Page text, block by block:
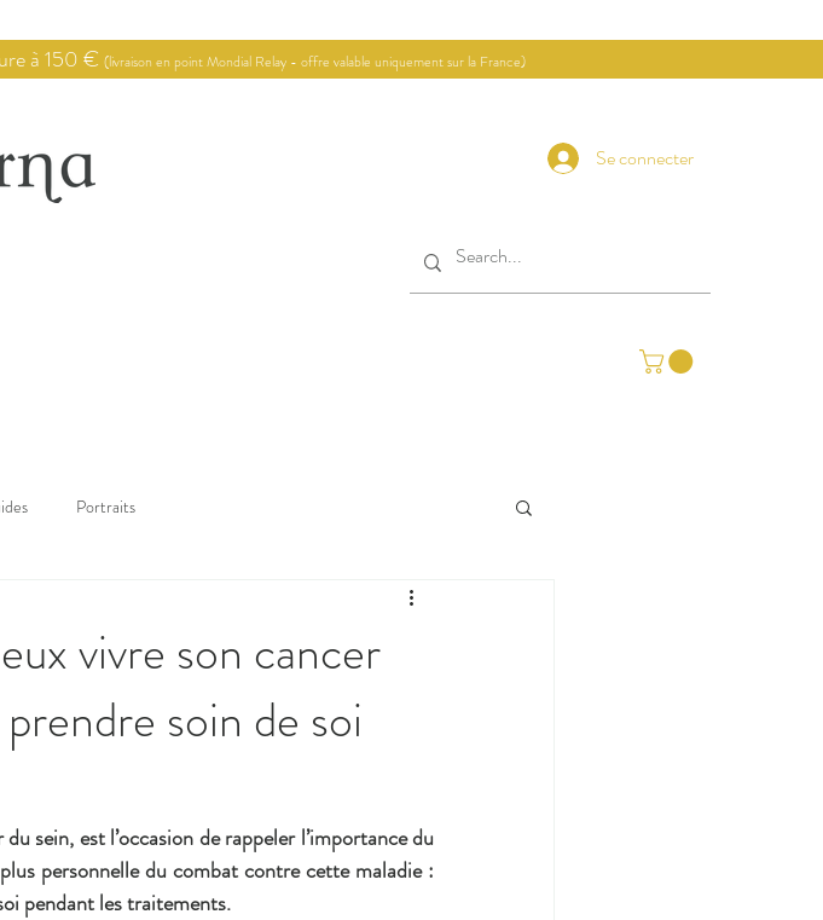
à 150 € (livraison en point Mondial Relay - offre valable uniquement sur la France)
Se connecter
Portraits
vivre son cancer
soin de soi
sein, est l’occasion de rappeler l’importance du
personnelle du combat contre cette maladie :
pendant les traitements.